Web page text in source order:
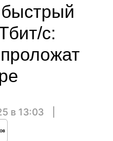
с:
в 13:03